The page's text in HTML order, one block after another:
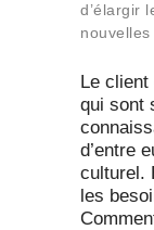
d’élargir
nouvelles
Le
qui sont
d’entre
culturel.
les